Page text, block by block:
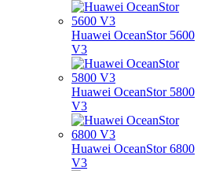
Huawei OceanStor 5600
V3
Huawei OceanStor 5800
V3
Huawei OceanStor 6800
V3